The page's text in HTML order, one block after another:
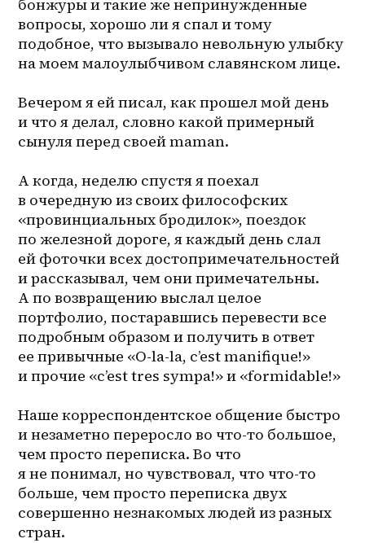
бонжуры и такие же непринужденные
вопросы, хорошо ли я спал и тому
подобное, что вызывало невольную улыбку
на моем малоулыбчивом славянском лице.
Вечером я ей писал, как прошел мой день
и что я делал, словно какой примерный
сынуля перед своей maman.
А когда, неделю спустя я поехал
в очередную из своих философских
«провинциальных бродилок», поездок
по железной дороге, я каждый день слал
ей фоточки всех достопримечательностей
и рассказывал, чем они примечательны.
А по возвращению выслал целое
портфолио, постаравшись перевести все
подробным образом и получить в ответ
ее привычные «O-la-la, c’est manifique!»
и прочие «c’est tres sympa!» и «formidable!»
Наше корреспондентское общение быстро
и незаметно переросло во что-то большое,
чем просто переписка. Во что
я не понимал, но чувствовал, что что-то
больше, чем просто переписка двух
совершенно незнакомых людей из разных
стран.